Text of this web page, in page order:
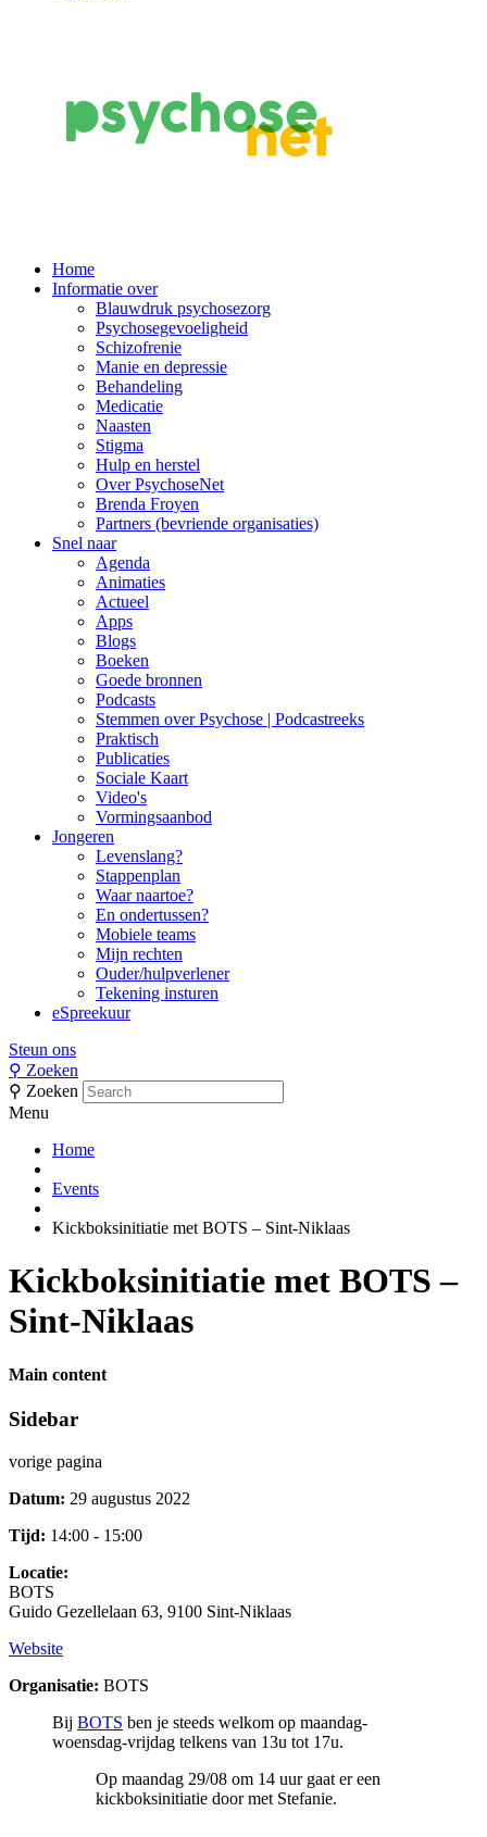
Main
Navigation
Home
Informatie over
Blauwdruk psychosezorg
Psychosegevoeligheid
Schizofrenie
Manie en depressie
Behandeling
Medicatie
Naasten
Stigma
Hulp en herstel
Over PsychoseNet
Brenda Froyen
Partners (bevriende organisaties)
Snel naar
Agenda
Animaties
Actueel
Apps
Blogs
Boeken
Goede bronnen
Podcasts
Stemmen over Psychose | Podcastreeks
Praktisch
Publicaties
Sociale Kaart
Video's
Vormingsaanbod
Jongeren
Levenslang?
Stappenplan
Waar naartoe?
En ondertussen?
Mobiele teams
Mijn rechten
Ouder/hulpverlener
Tekening insturen
eSpreekuur
Steun ons
⚲ Zoeken
⚲ Zoeken
Menu
Home
Events
Kickboksinitiatie met BOTS – Sint-Niklaas
Kickboksinitiatie met BOTS –
Sint-Niklaas
Main content
Sidebar
vorige pagina
Datum: 29 augustus 2022
Tijd: 14:00 - 15:00
Locatie:
BOTS
Guido Gezellelaan 63, 9100 Sint-Niklaas
Website
Organisatie: BOTS
Bij BOTS ben je steeds welkom op maandag-
woensdag-vrijdag telkens van 13u tot 17u.
Op maandag 29/08 om 14 uur gaat er een
kickboksinitiatie door met Stefanie.